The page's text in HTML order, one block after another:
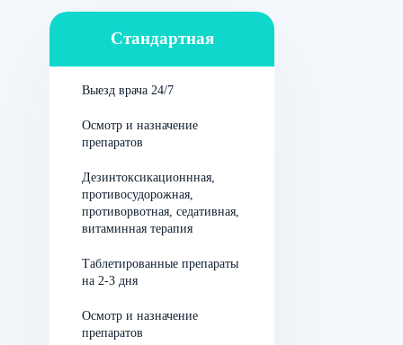
Существует несколько
лекарственных форм:
таблетки для употребления
внутрь;
гель для подкожного
введения;
раствор для
внутримышечной
инъекции;
Пациент сам выбирает
Стандартная
Выезд врача 24/7
Осмотр и назначение
препаратов
Дезинтоксикационнная,
противосудорожная,
противорвотная, седативная,
витаминная терапия
Таблетированные препараты
на 2-3 дня
Осмотр и назначение
препаратов